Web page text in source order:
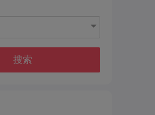
搜索